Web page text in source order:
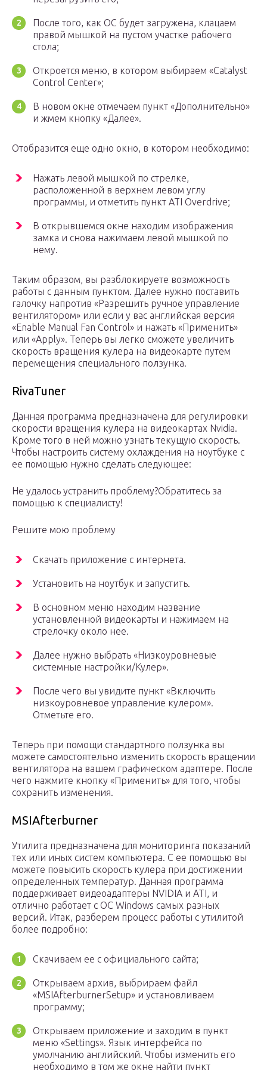
После того, как ОС будет загружена, клацаем
правой мышкой на пустом участке рабочего
стола;
Откроется меню, в котором выбираем «Catalyst
Control Center»;
В новом окне отмечаем пункт «Дополнительно»
и жмем кнопку «Далее».
Отобразится еще одно окно, в котором необходимо:
Нажать левой мышкой по стрелке,
расположенной в верхнем левом углу
программы, и отметить пункт ATI Overdrive;
В открывшемся окне находим изображения
замка и снова нажимаем левой мышкой по
нему.
Таким образом, вы разблокируете возможность
работы с данным пунктом. Далее нужно поставить
галочку напротив «Разрешить ручное управление
вентилятором» или если у вас английская версия
«Enable Manual Fan Control» и нажать «Применить»
или «Apply». Теперь вы легко сможете увеличить
скорость вращения кулера на видеокарте путем
перемещения специального ползунка.
RivaTuner
Данная программа предназначена для регулировки
скорости вращения кулера на видеокартах Nvidia.
Кроме того в ней можно узнать текущую скорость.
Чтобы настроить систему охлаждения на ноутбуке с
ее помощью нужно сделать следующее:
Не удалось устранить проблему?Обратитесь за
помощью к специалисту!
Решите мою проблему
Скачать приложение с интернета.
Установить на ноутбук и запустить.
В основном меню находим название
установленной видеокарты и нажимаем на
стрелочку около нее.
Далее нужно выбрать «Низкоуровневые
системные настройки/Кулер».
После чего вы увидите пункт «Включить
низкоуровневое управление кулером».
Отметьте его.
Теперь при помощи стандартного ползунка вы
можете самостоятельно изменить скорость вращении
вентилятора на вашем графическом адаптере. После
чего нажмите кнопку «Применить» для того, чтобы
сохранить изменения.
MSIAfterburner
Утилита предназначена для мониторинга показаний
тех или иных систем компьютера. С ее помощью вы
можете повысить скорость кулера при достижении
определенных температур. Данная программа
поддерживает видеоадаптеры NVIDIA и ATI, и
отлично работает с ОС Windows самых разных
версий. Итак, разберем процесс работы с утилитой
более подробно:
Скачиваем ее с официального сайта;
Открываем архив, выбрираем файл
«MSIAfterburnerSetup» и установливаем
программу;
Открываем приложение и заходим в пункт
меню «Settings». Язык интерфейса по
умолчанию английский. Чтобы изменить его
необходимо в том же окне найти пункт